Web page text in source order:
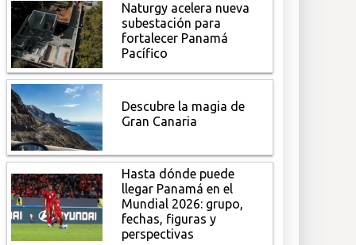
Naturgy acelera nueva
subestación para
fortalecer Panamá
Pacífico
Descubre la magia de
Gran Canaria
Hasta dónde puede
llegar Panamá en el
Mundial 2026: grupo,
fechas, figuras y
perspectivas